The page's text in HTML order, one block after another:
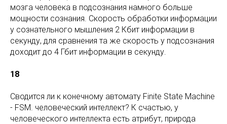
мозга человека в подсознания намного больше
мощности сознания. Скорость обработки информации
у сознательного мышления 2 Кбит информации в
секунду, для сравнения та же скорость у подсознания
доходит до 4 Гбит информации в секунду.
18
Сводится ли к конечному автомату Finite State Machine
- FSM. человеческий интеллект? К счастью, у
человеческого интеллекта есть атрибут, природа